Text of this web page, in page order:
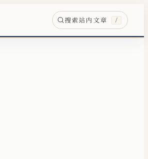
搜索站内文章 /